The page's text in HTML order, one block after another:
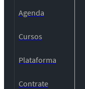
Agenda
Cursos
Plataforma
Contrate